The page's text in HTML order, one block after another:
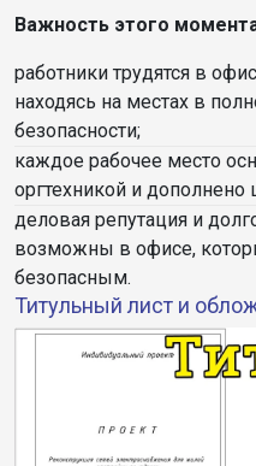
Важность этого
работники трудятся в
находясь на местах в
безопасности;
каждое рабочее место
оргтехникой и
деловая репутация и
возможны в офисе,
безопасным.
Титульный лист и